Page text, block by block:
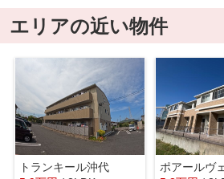
エリアの近い物件
トランキール沖代
ポアールヴ